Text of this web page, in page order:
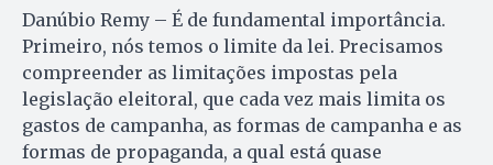
Danúbio Remy – É de fundamental importância.
Primeiro, nós temos o limite da lei. Precisamos
compreender as limitações impostas pela
legislação eleitoral, que cada vez mais limita os
gastos de campanha, as formas de campanha e as
formas de propaganda, a qual está quase